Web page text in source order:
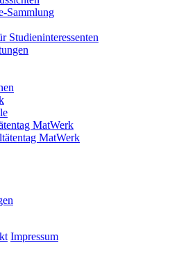
Sammlung
Studieninteressenten
MatWerk
MatWerk
Impressum